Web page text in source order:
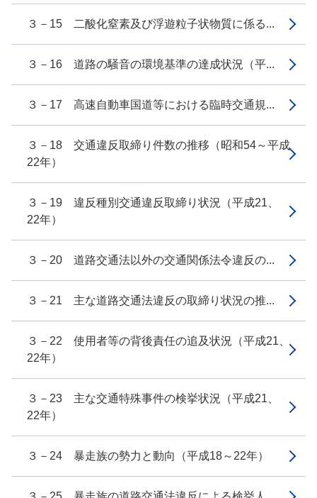
３－15 二酸化窒素及び浮遊粒子状物質に係る...
３－16 道路の騒音の環境基準の達成状況（平...
３－17 高速自動車国道等における臨時交通規...
３－18 交通違反取締り件数の推移（昭和54～平成
22年）
３－19 違反種別交通違反取締り状況（平成21、
22年）
３－20 道路交通法以外の交通関係法令違反の...
３－21 主な道路交通法違反の取締り状況の推...
３－22 使用者等の背後責任の追及状況（平成21、
22年）
３－23 主な交通特殊事件の検挙状況（平成21、
22年）
３－24 暴走族の勢力と動向（平成18～22年）